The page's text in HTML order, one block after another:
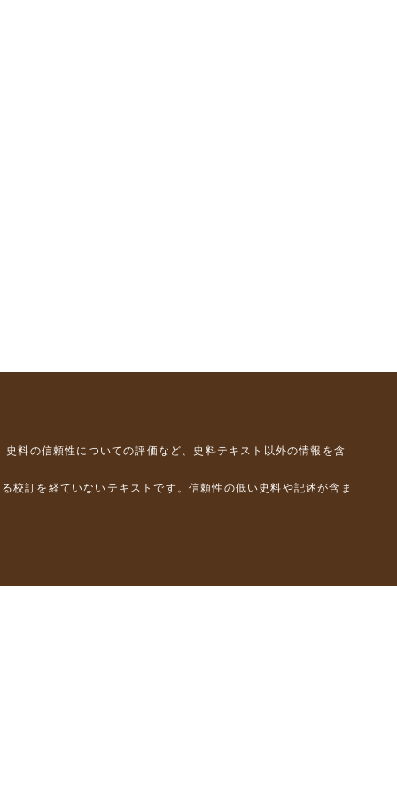
料の信頼性についての評価など、史料テキスト以外の情報を含
校訂を経ていないテキストです。信頼性の低い史料や記述が含ま